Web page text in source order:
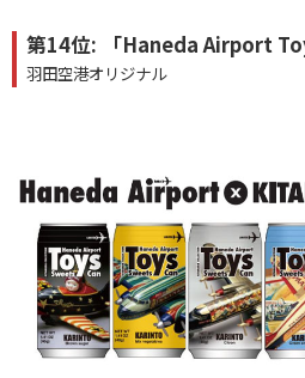
第14位: 「Haneda Airport
羽田空港オリジナル